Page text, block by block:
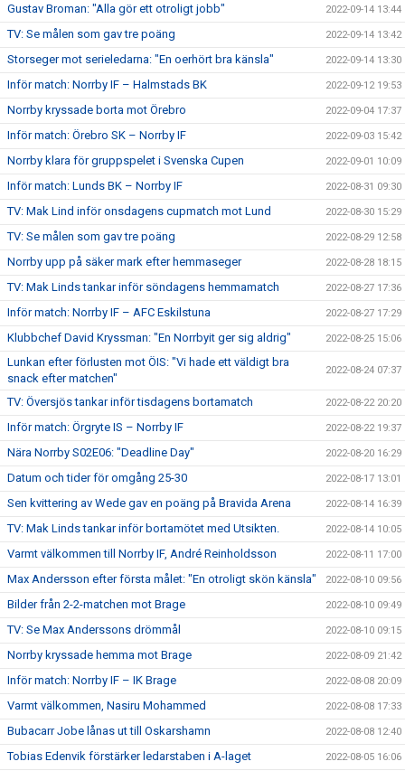
Gustav Broman: "Alla gör ett otroligt jobb" 2022-09-14 13:44
TV: Se målen som gav tre poäng 2022-09-14 13:42
Storseger mot serieledarna: "En oerhört bra känsla" 2022-09-14 13:30
Inför match: Norrby IF – Halmstads BK 2022-09-12 19:53
Norrby kryssade borta mot Örebro 2022-09-04 17:37
Inför match: Örebro SK – Norrby IF 2022-09-03 15:42
Norrby klara för gruppspelet i Svenska Cupen 2022-09-01 10:09
Inför match: Lunds BK – Norrby IF 2022-08-31 09:30
TV: Mak Lind inför onsdagens cupmatch mot Lund 2022-08-30 15:29
TV: Se målen som gav tre poäng 2022-08-29 12:58
Norrby upp på säker mark efter hemmaseger 2022-08-28 18:15
TV: Mak Linds tankar inför söndagens hemmamatch 2022-08-27 17:36
Inför match: Norrby IF – AFC Eskilstuna 2022-08-27 17:29
Klubbchef David Kryssman: "En Norrbyit ger sig aldrig" 2022-08-25 15:06
Lunkan efter förlusten mot ÖIS: "Vi hade ett väldigt bra
snack efter matchen"
2022-08-24 07:37
TV: Översjös tankar inför tisdagens bortamatch 2022-08-22 20:20
Inför match: Örgryte IS – Norrby IF 2022-08-22 19:37
Nära Norrby S02E06: "Deadline Day" 2022-08-20 16:29
Datum och tider för omgång 25-30 2022-08-17 13:01
Sen kvittering av Wede gav en poäng på Bravida Arena 2022-08-14 16:39
TV: Mak Linds tankar inför bortamötet med Utsikten. 2022-08-14 10:05
Varmt välkommen till Norrby IF, André Reinholdsson 2022-08-11 17:00
Max Andersson efter första målet: "En otroligt skön känsla" 2022-08-10 09:56
Bilder från 2-2-matchen mot Brage 2022-08-10 09:49
TV: Se Max Anderssons drömmål 2022-08-10 09:15
Norrby kryssade hemma mot Brage 2022-08-09 21:42
Inför match: Norrby IF – IK Brage 2022-08-08 20:09
Varmt välkommen, Nasiru Mohammed 2022-08-08 17:33
Bubacarr Jobe lånas ut till Oskarshamn 2022-08-08 12:40
Tobias Edenvik förstärker ledarstaben i A-laget 2022-08-05 16:06